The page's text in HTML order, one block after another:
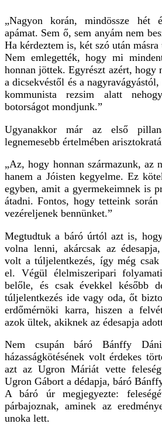
„Nagyon korán, mindössze hét
apámat. Sem ő, sem anyám nem
Ha kérdeztem is, két szó után másra
Nem emlegették, hogy mi
honnan jöttek. Egyrészt azért, hogy
a dicsekvéstől és a
kommunista rezsim alatt
botorságot mondjunk.”
Ugyanakkor már az első
legnemesebb értelmében
„Az, hogy honnan származunk, az
hanem a Jóisten kegyelme. Ez
egyben, amit a gyermekeimnek is
átadni. Fontos, hogy tetteink során
vezéreljenek bennünket.”
Megtudtuk a báró úrtól azt is,
volna lenni, akárcsak az
volt a túljelentkezés, így még
el. Végül élelmiszeripari
belőle, és csak évekkel később
túljelentkezés ide vagy oda, őt
erdőmérnöki karra, hiszen a
azok ültek, akiknek az édesapja
Nem csupán báró Bánffy
házasságkötésének volt érdekes
azt az Ugron Máriát vette
Ugron Gábort a dédapja, báró
A báró úr megjegyezte:
párbajoznak, aminek az
unoka lett.